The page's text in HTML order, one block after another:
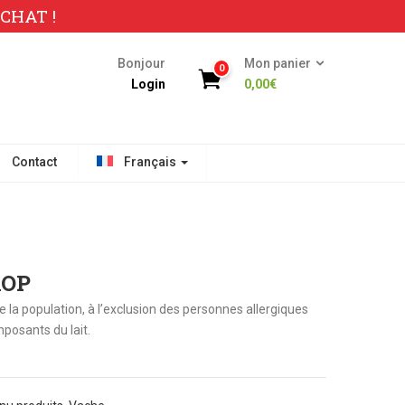
!
Bonjour
Login
0
Mon panier
0,00€
Contact Français
la population, à l’exclusion des personnes allergiques
du lait.